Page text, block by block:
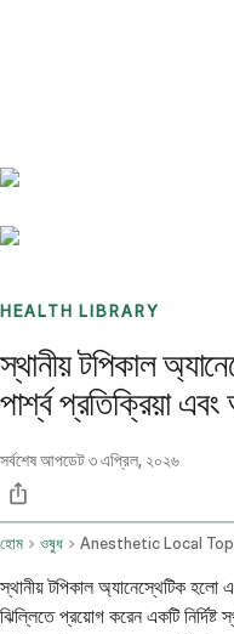
HEALTH LIBRARY
স্থানীয় টপিকাল
পার্শ্ব প্রতিক্রিয়া
সর্বশেষ আপডেট৩ এপ্রিল, ২০২৬
হোম ওষুধ
স্থানীয় টপিকাল অ্যানেস্থেটিক হলো
ঝিল্লিতে প্রয়োগ করেন একটি